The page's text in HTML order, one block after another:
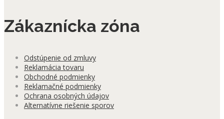
Zákaznícka zóna
Odstúpenie od zmluvy
Reklamácia tovaru
Obchodné podmienky
Reklamačné podmienky
Ochrana osobných údajov
Alternatívne riešenie sporov